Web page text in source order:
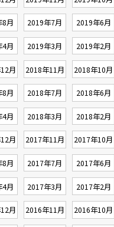
8月 2019年7月 2019年6月
4月 2019年3月 2019年2月
月 2018年11月 2018年10月
8月 2018年7月 2018年6月
4月 2018年3月 2018年2月
月 2017年11月 2017年10月
8月 2017年7月 2017年6月
4月 2017年3月 2017年2月
月 2016年11月 2016年10月